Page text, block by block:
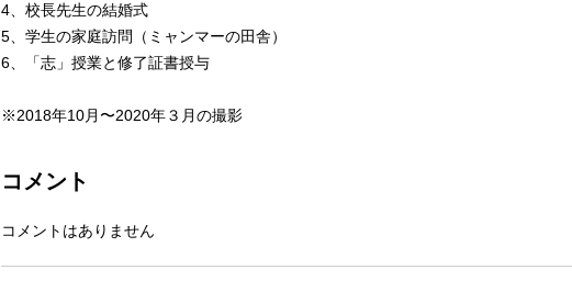
4、校長先生の結婚式
5、学生の家庭訪問（ミャンマーの田舎）
6、「志」授業と修了証書授与
※2018年10月〜2020年３月の撮影
コメント
コメントはありません